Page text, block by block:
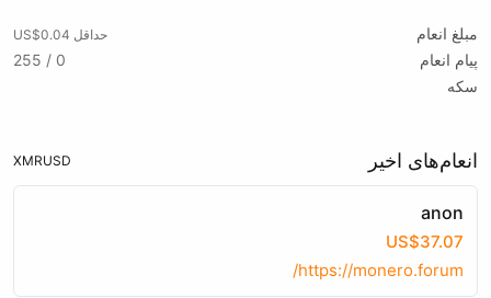
مبلغ انعام حداقل US$0.04
پیام انعام
0 / 255
سکه
انعام‌های اخیر USD
XMR
anon
US$37.07
https://monero.forum/